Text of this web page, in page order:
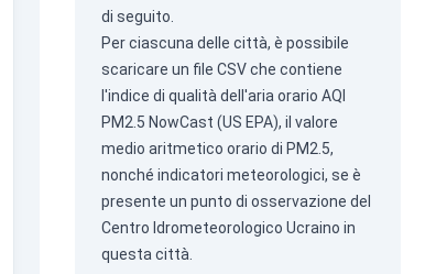
di seguito.
Per ciascuna delle città, è possibile
scaricare un file CSV che contiene
l'indice di qualità dell'aria orario AQI
PM2.5 NowCast (US EPA), il valore
medio aritmetico orario di PM2.5,
nonché indicatori meteorologici, se è
presente un punto di osservazione del
Centro Idrometeorologico Ucraino in
questa città.